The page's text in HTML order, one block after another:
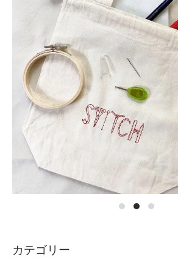
カテゴリー